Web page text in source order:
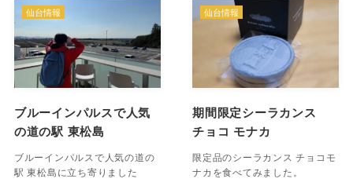
ブルーインパルスで人気
の道の駅 東松島
ブルーインパルスで人気の道の
駅 東松島に立ち寄りました
仙台情報
期間限定シーラカンス
チョコ モナカ
限定品のシーラカンス チョコモ
ナカを食べてみました。
仙台情報